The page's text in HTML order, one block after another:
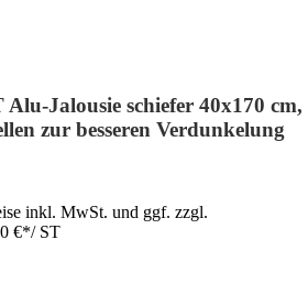
Jalousie schiefer 40x170 cm,
zur besseren Verdunkelung
inkl. MwSt. und ggf. zzgl.
€*/ ST